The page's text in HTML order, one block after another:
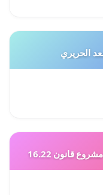
الحريري
قانون 16.22